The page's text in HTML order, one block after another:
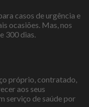
casos de urgência e
ocasiões. Mas, nos
300 dias.
próprio, contratado,
aos seus
serviço de saúde por